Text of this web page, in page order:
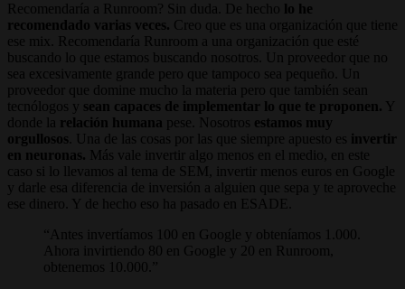
Recomendaría a Runroom? Sin duda. De hecho lo he
recomendado varias veces. Creo que es una organización que tiene
ese mix. Recomendaría Runroom a una organización que esté
buscando lo que estamos buscando nosotros. Un proveedor que no
sea excesivamente grande pero que tampoco sea pequeño. Un
proveedor que domine mucho la materia pero que también sean
tecnólogos y sean capaces de implementar lo que te proponen. Y
donde la relación humana pese. Nosotros estamos muy
orgullosos . Una de las cosas por las que siempre apuesto es invertir
en neuronas. Más vale invertir algo menos en el medio, en este
caso si lo llevamos al tema de SEM, invertir menos euros en Google
y darle esa diferencia de inversión a alguien que sepa y te aproveche
ese dinero. Y de hecho eso ha pasado en ESADE.
Antes invertíamos 100 en Google y obteníamos 1.000.
Ahora invirtiendo 80 en Google y 20 en Runroom,
obtenemos 10.000.